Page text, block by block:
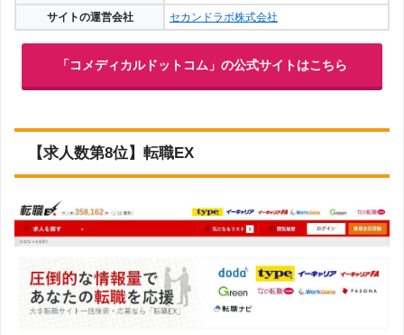
サイトの運営会社
セカンドラボ株式会社
「コメディカルドットコム」の公式サイトはこちら
【求人数第8位】転職EX